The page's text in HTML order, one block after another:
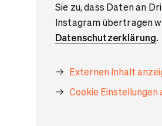
Sie zu, dass Daten an
Instagram übertragen
Datenschutzerklärung.
Externen Inhalt
Cookie Einstellungen